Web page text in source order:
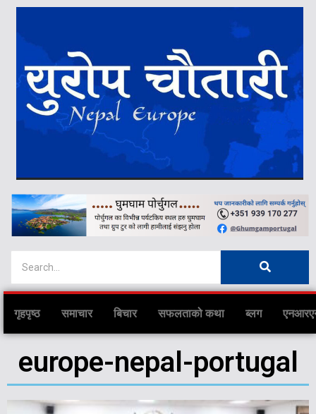
गृहपृष्ठ समाचार बिचार सफलताको कथा ब्लग
europe-nepal-portugal